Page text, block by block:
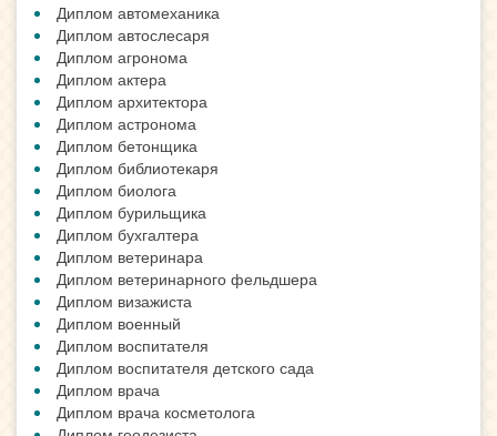
Диплом автомеханика
Диплом автослесаря
Диплом агронома
Диплом актера
Диплом архитектора
Диплом астронома
Диплом бетонщика
Диплом библиотекаря
Диплом биолога
Диплом бурильщика
Диплом бухгалтера
Диплом ветеринара
Диплом ветеринарного фельдшера
Диплом визажиста
Диплом военный
Диплом воспитателя
Диплом воспитателя детского сада
Диплом врача
Диплом врача косметолога